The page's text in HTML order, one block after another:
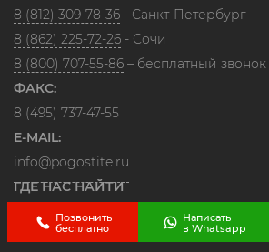
8 (812) 309-78-36 - Санкт-Петербург
8 (862) 225-72-26 - Сочи
8 (800) 707-55-86 – бесплатный звонок
ФАКС:
8 (495) 737-47-55
E-MAIL:
info@pogostite.ru
ГДЕ НАС НАЙТИ
Позвонить
бесплатно
Написать
в Whatsapp